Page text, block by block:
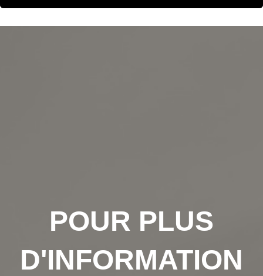
POUR PLUS
D'INFORMATION